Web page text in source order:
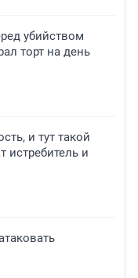
убийством
торт на день
и тут такой
истребитель и